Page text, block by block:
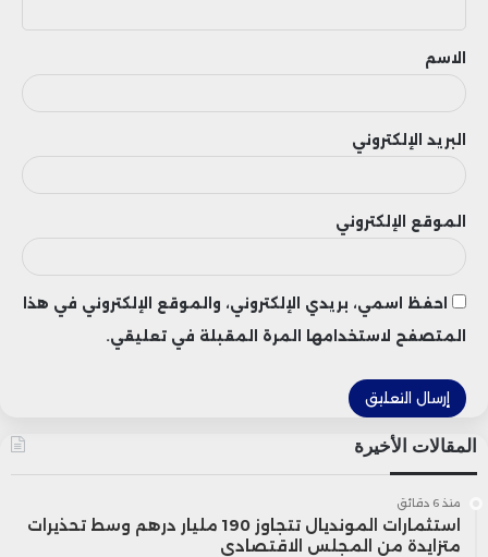
ق
الاسم
البريد الإلكتروني
الموقع الإلكتروني
احفظ اسمي، بريدي الإلكتروني، والموقع الإلكتروني في هذا
المتصفح لاستخدامها المرة المقبلة في تعليقي.
المقالات الأخيرة
منذ 6 دقائق
استثمارات المونديال تتجاوز 190 مليار درهم وسط تحذيرات
متزايدة من المجلس الاقتصادي